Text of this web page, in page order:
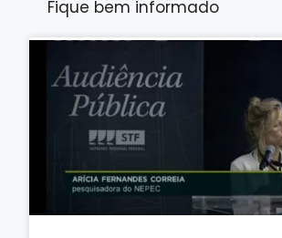
Fique bem informado